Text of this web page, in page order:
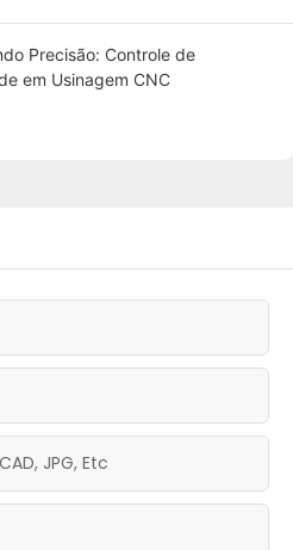
Precisão: Controle de
em Usinagem CNC
JPG, Etc